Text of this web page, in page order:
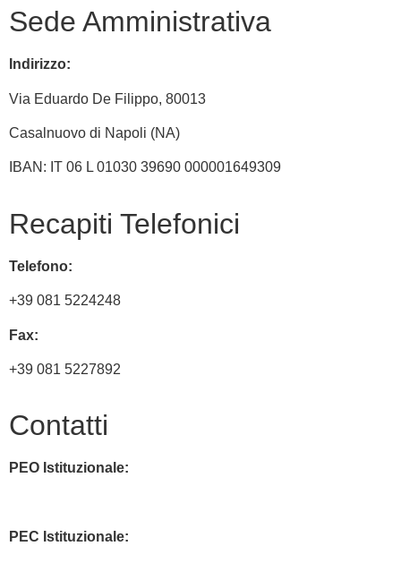
Sede Amministrativa
Indirizzo:
Via Eduardo De Filippo, 80013
Casalnuovo di Napoli (NA)
IBAN: IT 06 L 01030 39690 000001649309
Recapiti Telefonici
Telefono:
+39 081 5224248
Fax:
+39 081 5227892
Contatti
PEO Istituzionale:
PEC Istituzionale: